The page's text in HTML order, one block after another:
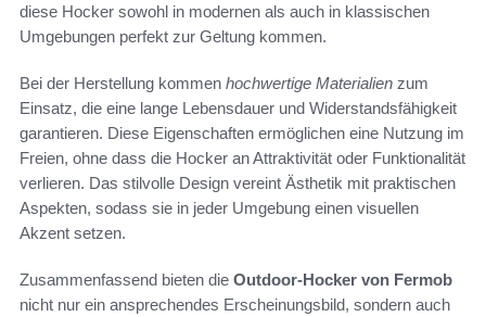
diese Hocker sowohl in modernen als auch in klassischen
Umgebungen perfekt zur Geltung kommen.
Bei der Herstellung kommen hochwertige Materialien zum
Einsatz, die eine lange Lebensdauer und Widerstandsfähigkeit
garantieren. Diese Eigenschaften ermöglichen eine Nutzung im
Freien, ohne dass die Hocker an Attraktivität oder Funktionalität
verlieren. Das stilvolle Design vereint Ästhetik mit praktischen
Aspekten, sodass sie in jeder Umgebung einen visuellen
Akzent setzen.
Zusammenfassend bieten die Outdoor-Hocker von Fermob
nicht nur ein ansprechendes Erscheinungsbild, sondern auch